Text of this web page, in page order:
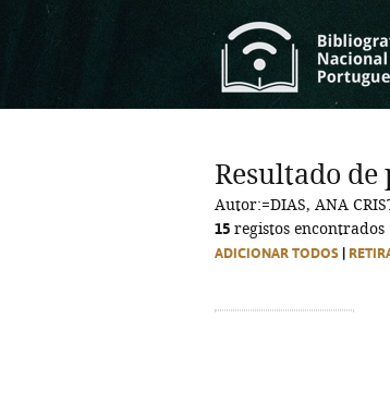
Resultado de
Autor:=DIAS, ANA
15 registos encontrados
ADICIONAR TODOS